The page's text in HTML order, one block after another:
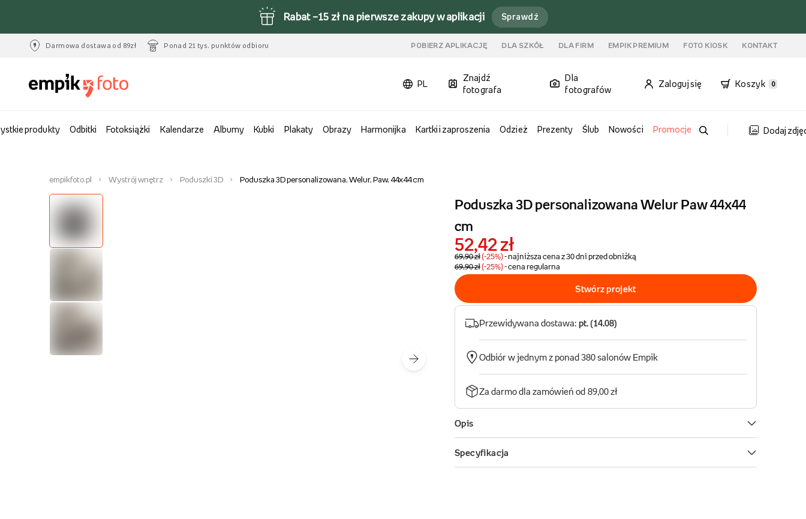
Rabat –15 zł na pierwsze zakupy w aplikacji Sprawdź
Darmowa dostawa od 89zł Ponad 21 tys. punktów odbioru POBIERZ APLIKACJĘ DLA SZKÓŁ DLA FIRM EMPIK PREMIUM FOTO KIOSK KONTAKT
PL
Znajdź
fotografa
Dla
fotografów
Zaloguj się Koszyk 0
produkty Odbitki Fotoksiążki Kalendarze Albumy Kubki Plakaty Obrazy Harmonijka Kartki i zaproszenia Odzież Prezenty Ślub Nowości Promocje Dodaj
empikfoto.pl Wystrój wnętrz Poduszki 3D Poduszka 3D personalizowana, Welur, Paw, 44x44 cm